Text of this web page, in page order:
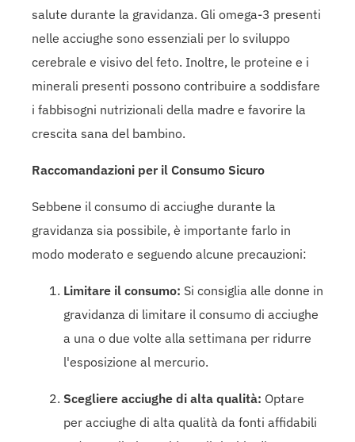
salute durante la gravidanza. Gli omega-3 presenti
nelle acciughe sono essenziali per lo sviluppo
cerebrale e visivo del feto. Inoltre, le proteine e i
minerali presenti possono contribuire a soddisfare
i fabbisogni nutrizionali della madre e favorire la
crescita sana del bambino.
Raccomandazioni per il Consumo Sicuro
Sebbene il consumo di acciughe durante la
gravidanza sia possibile, è importante farlo in
modo moderato e seguendo alcune precauzioni:
Limitare il consumo: Si consiglia alle donne in
gravidanza di limitare il consumo di acciughe
a una o due volte alla settimana per ridurre
l'esposizione al mercurio.
Scegliere acciughe di alta qualità: Optare
per acciughe di alta qualità da fonti affidabili